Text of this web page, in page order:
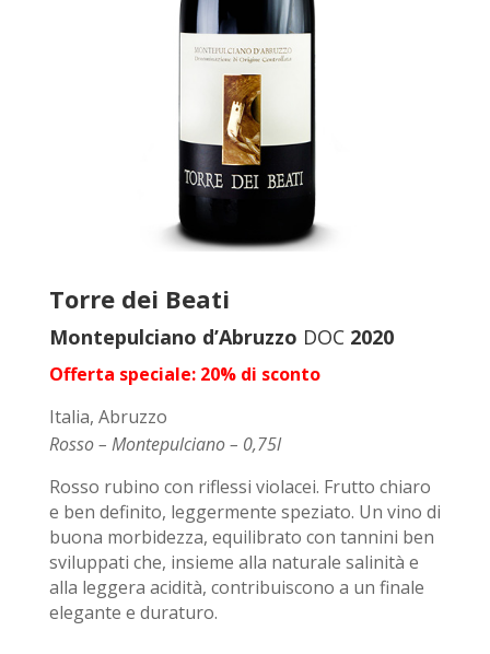
Torre dei Beati
Montepulciano d’Abruzzo DOC2020
Offerta speciale: 20% di sconto
Italia, Abruzzo
Rosso – Montepulciano – 0,75l
Rosso rubino con riflessi violacei. Frutto chiaro
e ben definito, leggermente speziato. Un vino di
buona morbidezza, equilibrato con tannini ben
sviluppati che, insieme alla naturale salinità e
alla leggera acidità, contribuiscono a un finale
elegante e duraturo.